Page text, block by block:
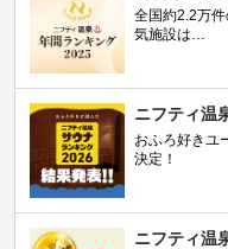
全国約2.2万
気施設は…
ニフティ温
おふろ好きユ
決定！
ニフティ温